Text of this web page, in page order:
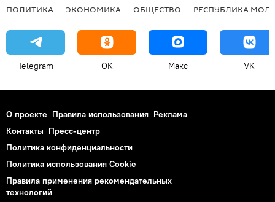
ПОЛИТИКА ЭКОНОМИКА ОБЩЕСТВО РЕСПУБЛИКА
Telegram OK Макс VK
О проекте Правила использования Реклама
Контакты Пресс-центр
Политика конфиденциальности
Политика использования Cookie
Правила применения рекомендательных
технологий